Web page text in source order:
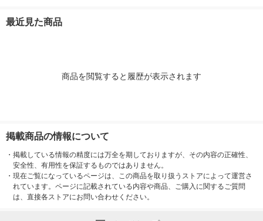
最近見た商品
商品を閲覧すると履歴が表示されます
掲載商品の情報について
・ 掲載している情報の精度には万全を期しておりますが、その内容の正確性、
安全性、有用性を保証するものではありません。
・ 現在ご覧になっているページは、この商品を取り扱うストアによって運営さ
れています。ページに記載されている内容や商品、ご購入に関するご質問
は、直接各ストアにお問い合わせください。